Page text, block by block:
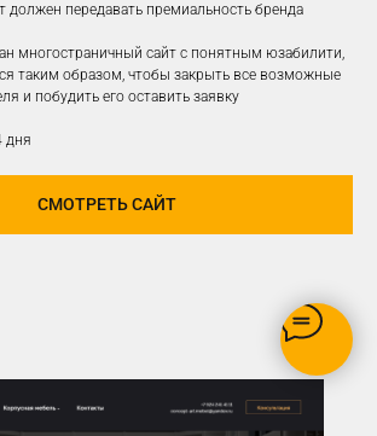
должен передавать премиальность бренда
многостраничный сайт с понятным юзабилити,
таким образом, чтобы закрыть все возможные
и побудить его оставить заявку
дня
СМОТРЕТЬ САЙТ
БЮДЖЕТА,